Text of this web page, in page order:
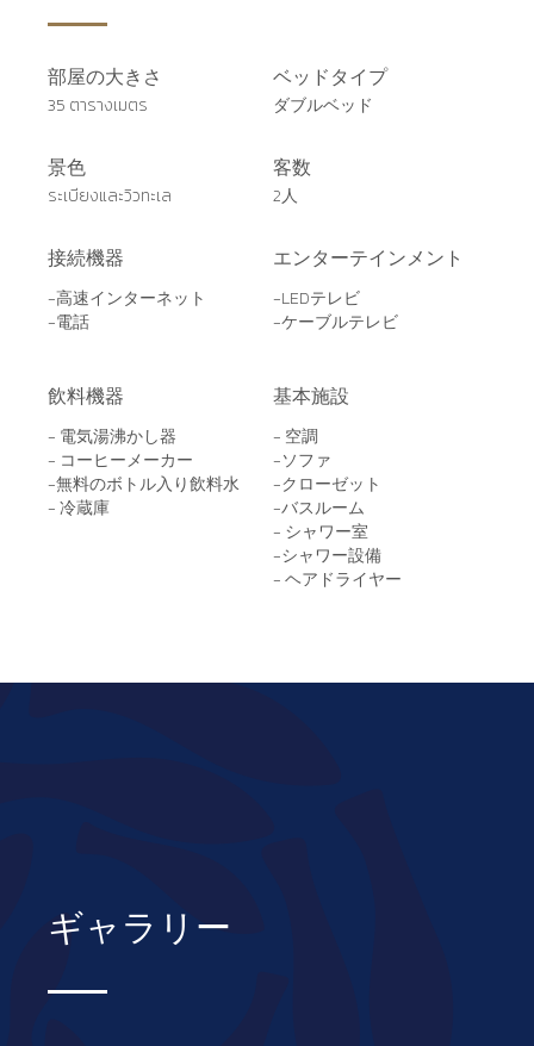
部屋の大きさ
35 ตารางเมตร
景色
ระเบียงและวิวทะเล
接続機器
-高速インターネット
-電話
飲料機器
- 電気湯沸かし器
- コーヒーメーカー
-無料のボトル入り飲料水
- 冷蔵庫
ベッドタイプ
ダブルベッド
客数
2人
エンターテインメント
-LEDテレビ
-ケーブルテレビ
基本施設
- 空調
-ソファ
-クローゼット
-バスルーム
- シャワー室
-シャワー設備
- ヘアドライヤー
ギャラリー